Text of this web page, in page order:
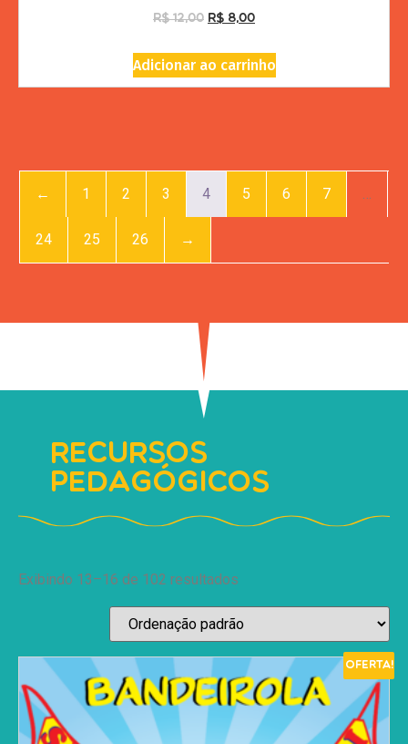
R$12,00 R$ 8,00
Adicionar ao carrinho
← 1 2 3 4 5 6 7
24 25 26 →
Recursos
pedagógicos
Exibindo 13–16 de 102 resultados
Oferta!